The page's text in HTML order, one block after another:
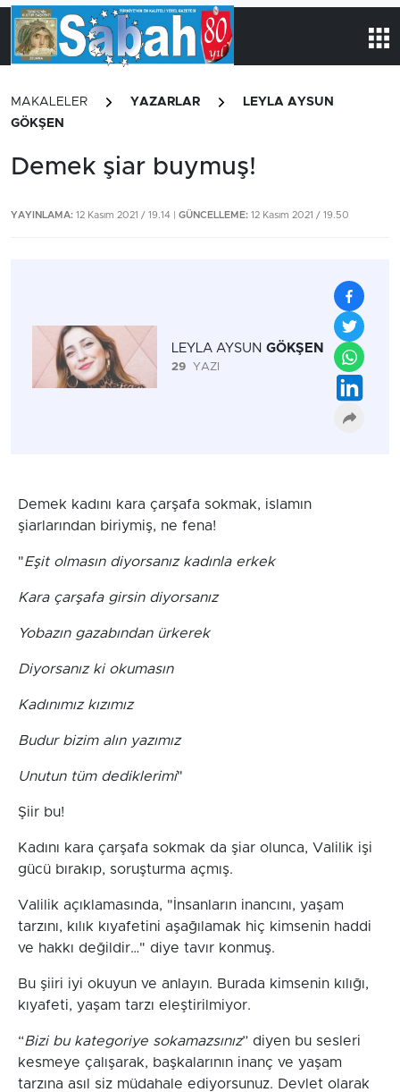
MAKALELER YAZARLAR
LEYLA AYSUN
GÖKŞEN
Demek şiar buymuş!
YAYINLAMA: 12 Kasım 2021 / 19.14 | GÜNCELLEME: 12 Kasım 2021 / 19.50
LEYLA AYSUN GÖKŞEN
29 YAZI
Demek kadını kara çarşafa sokmak, islamın
şiarlarından biriymiş, ne fena!
"Eşit olmasın diyorsanız kadınla erkek
Kara çarşafa girsin diyorsanız
Yobazın gazabından ürkerek
Diyorsanız ki okumasın
Kadınımız kızımız
Budur bizim alın yazımız
Unutun tüm dediklerimi"
Şiir bu!
Kadını kara çarşafa sokmak da şiar olunca, Valilik işi
gücü bırakıp, soruşturma açmış.
Valilik açıklamasında, "İnsanların inancını, yaşam
tarzını, kılık kıyafetini aşağılamak hiç kimsenin haddi
ve hakkı değildir…" diye tavır konmuş.
Bu şiiri iyi okuyun ve anlayın. Burada kimsenin kılığı,
kıyafeti, yaşam tarzı eleştirilmiyor.
“Bizi bu kategoriye sokamazsınız” diyen bu sesleri
kesmeye çalışarak, başkalarının inanç ve yaşam
tarzına asıl siz müdahale ediyorsunuz. Devlet olarak